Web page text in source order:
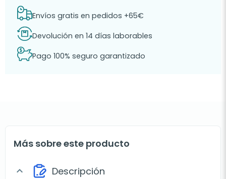
Envíos gratis en pedidos +65€
Devolución en 14 días laborables
Pago 100% seguro garantizado
Más sobre este producto
expand_more Descripción